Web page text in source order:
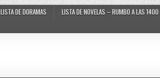
LISTA DE DORAMAS LISTA DE NOVELAS – RUMBO A LAS 1400